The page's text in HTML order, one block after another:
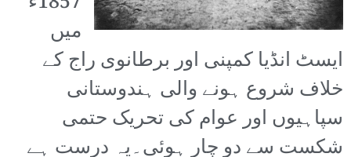
میں
ایسٹ انڈیا کمپنی اور برطانوی راج کے
خلاف شروع ہونے والی ہندوستانی
سپاہیوں اور عوام کی تحریک حتمی
شکست سے دو چار ہوئی۔یہ درست ہے